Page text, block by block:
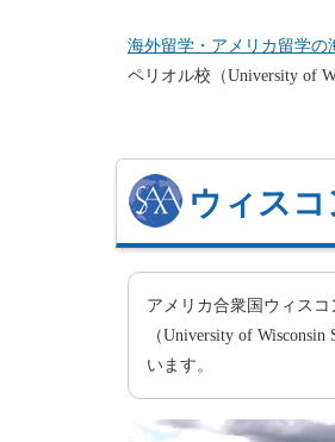
海外留学・アメリカ留学の
ペリオル校（University of
ウィス
アメリカ合衆国ウィス
（University of
います。